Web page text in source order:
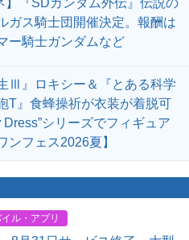
ガス騎士団開催決定。報酬は
ー騎士ガンダムなど
Ⅲ』ロキシー＆『とある科学
T』食蜂操祈が衣装が着脱可
シリーズでフィギュア
ンフェス2026夏】
ル・アプリ